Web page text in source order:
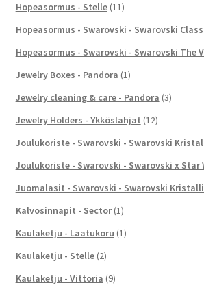
Hopeasormus - Stelle (11)
Hopeasormus - Swarovski - Swarovski
Hopeasormus - Swarovski - Swarovski The
Jewelry Boxes - Pandora (1)
Jewelry cleaning & care - Pandora (3)
Jewelry Holders - Ykköslahjat (12)
Joulukoriste - Swarovski - Swarovski
Joulukoriste - Swarovski - Swarovski x Star
Juomalasit - Swarovski - Swarovski
Kalvosinnapit - Sector (1)
Kaulaketju - Laatukoru (1)
Kaulaketju - Stelle (2)
Kaulaketju - Vittoria (9)